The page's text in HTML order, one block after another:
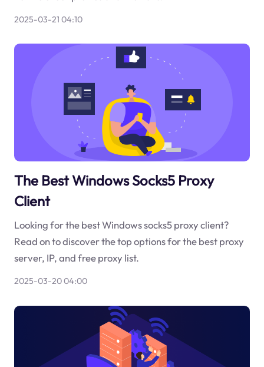
2025-03-21 04:10
The Best Windows Socks5 Proxy
Client
Looking for the best Windows socks5 proxy client?
Read on to discover the top options for the best proxy
server, IP, and free proxy list.
2025-03-20 04:00